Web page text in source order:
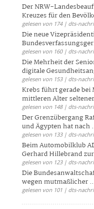
Der NRW-
Kreuzes für den
gelesen von 174 | dts-
Die neue
gelesen von 160 | dts-
Die Mehrheit der
digitale
gelesen von 153 | dts-
Krebs führt gerade
mittleren Alter
gelesen von 148 | dts-
Der Grenzübergang
und Ägypten hat nach
gelesen von 133 | dts-
Beim Automobilklub
Gerhard Hillebrand
gelesen von 123 | dts-
Die
wegen mutmaßlicher
gelesen von 101 | dts-